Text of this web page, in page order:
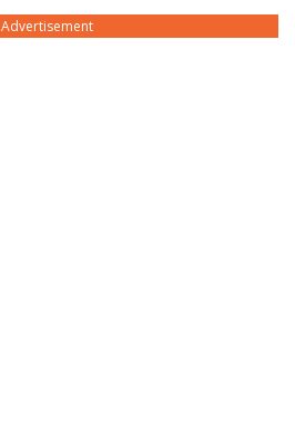
Advertisement